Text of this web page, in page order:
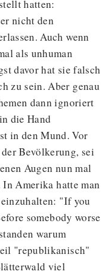
hatten:
nicht den
Auch wenn
als unhuman
davor hat sie falsch
zu sein. Aber genau
dann ignoriert
die Hand
in den Mund. Vor
Bevölkerung, sei
Augen nun mal
Amerika hatte man
"If you
somebody worse
warum
"republikanisch"
viel